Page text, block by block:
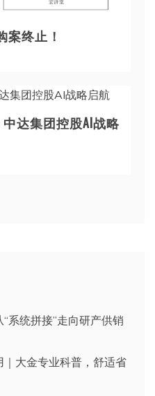
案终止！
达集团控股AI战略
系统拼接”走向研产供销
大金专业科普，舒适省